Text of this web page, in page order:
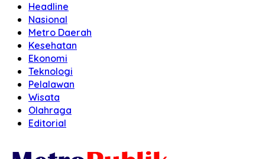
Headline
Nasional
Metro Daerah
Kesehatan
Ekonomi
Teknologi
Pelalawan
Wisata
Olahraga
Editorial